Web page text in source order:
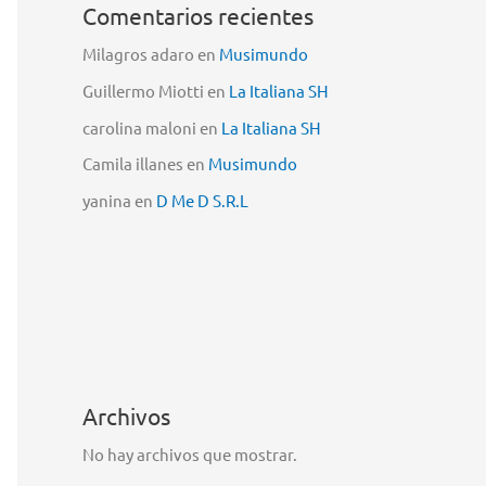
Comentarios recientes
Milagros adaro en Musimundo
Guillermo Miotti en La Italiana SH
carolina maloni en La Italiana SH
Camila illanes en Musimundo
yanina en D Me D S.R.L
Archivos
No hay archivos que mostrar.